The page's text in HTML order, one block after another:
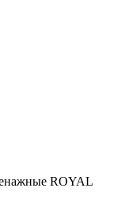
ROYAL